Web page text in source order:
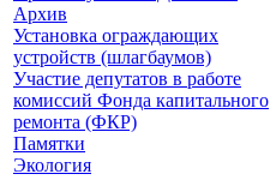
Архив
Установка ограждающих
устройств (шлагбаумов)
Участие депутатов в работе
комиссий Фонда капитального
ремонта (ФКР)
Памятки
Экология